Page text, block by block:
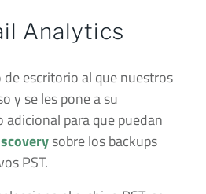
Analytics
escritorio al que nuestros
y se les pone a su
para que puedan
sobre los backups
PST.